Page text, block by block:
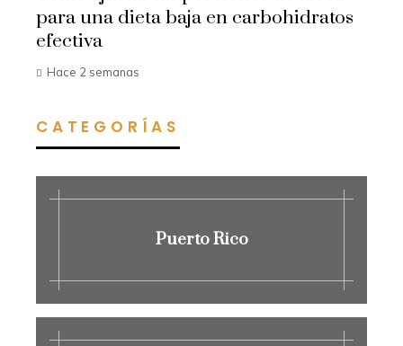
para una dieta baja en carbohidratos
efectiva
Hace 2 semanas
CATEGORÍAS
Puerto Rico